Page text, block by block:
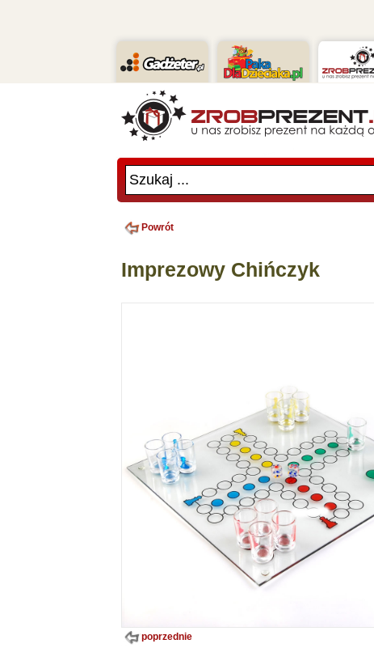
Szukaj ...
Powrót
Imprezowy Chińczyk
poprzednie